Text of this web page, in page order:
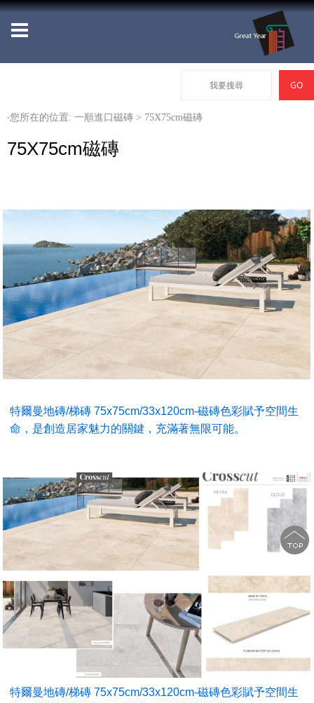
‧您所在的位置: 一順進口磁磚 > 75X75cm磁磚
75X75cm磁磚
特爾曼地磚/梯磚 75x75cm/33x120cm-磁磚色彩賦予空間生
命，是創造居家魅力的關鍵，充滿著無限可能。
特爾曼地磚/梯磚 75x75cm/33x120cm-磁磚色彩賦予空間生